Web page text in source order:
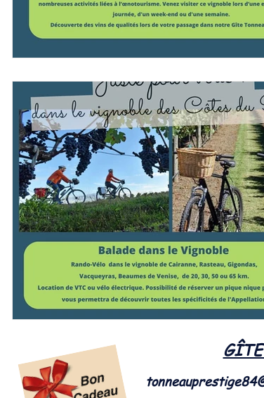
LES PRESTATIONS DU
ACHAT NORDIC HOUSE
VENTE D'HEBERGEMENTS